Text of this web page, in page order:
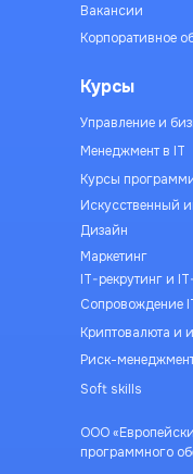
ООО
программного
Курсы
Корпоративное
Вакансии
Управление и
Soft skills
Криптовалюта и
Риск-
Сопровождение
IT-рекрутинг и
Маркетинг
Дизайн
Искусственный
Курсы
Менеджмент в IT